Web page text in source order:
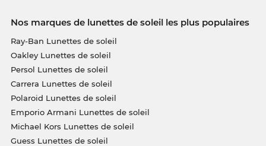
Nos marques de lunettes de soleil les plus populaires
Ray-Ban Lunettes de soleil
Oakley Lunettes de soleil
Persol Lunettes de soleil
Carrera Lunettes de soleil
Polaroid Lunettes de soleil
Emporio Armani Lunettes de soleil
Michael Kors Lunettes de soleil
Guess Lunettes de soleil